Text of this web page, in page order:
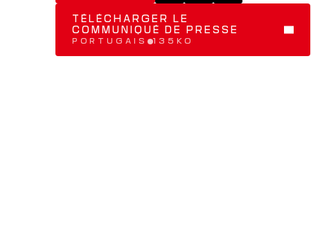
TÉLÉCHARGER LE
COMMUNIQUÉ DE PRESSE
PORTUGAIS 135KO